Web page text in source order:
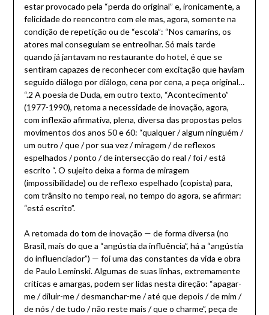
estar provocado pela “perda do original” e, ironicamente, a
felicidade do reencontro com ele mas, agora, somente na
condição de repetição ou de “escola”: “Nos camarins, os
atores mal conseguiam se entreolhar. Só mais tarde
quando já jantavam no restaurante do hotel, é que se
sentiram capazes de reconhecer com excitação que haviam
seguido diálogo por diálogo, cena por cena, a peça original…
“.2 A poesia de Duda, em outro texto, “Acontecimento”
(1977-1990), retoma a necessidade de inovação, agora,
com inflexão afirmativa, plena, diversa das propostas pelos
movimentos dos anos 50 e 60: “qualquer / algum ninguém /
um outro / que / por sua vez / miragem / de reflexos
espelhados / ponto / de intersecção do real / foi / está
escrito “. O sujeito deixa a forma de miragem
(impossibilidade) ou de reflexo espelhado (copista) para,
com trânsito no tempo real, no tempo do agora, se afirmar:
“está escrito”.
A retomada do tom de inovação — de forma diversa (no
Brasil, mais do que a “angústia da influência”, há a “angústia
do influenciador”) — foi uma das constantes da vida e obra
de Paulo Leminski. Algumas de suas linhas, extremamente
críticas e amargas, podem ser lidas nesta direção: “apagar-
me / diluir-me / desmanchar-me / até que depois / de mim /
de nós / de tudo / não reste mais / que o charme”, peça de